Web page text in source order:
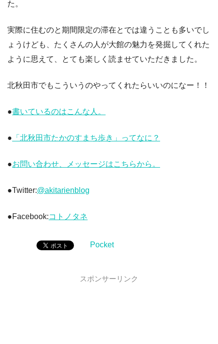
た。
実際に住むのと期間限定の滞在とでは違うことも多いでし
ょうけども、たくさんの人が大館の魅力を発掘してくれた
ように思えて、とても楽しく読ませていただきました。
北秋田市でもこういうのやってくれたらいいのになー！！
●書いているのはこんな人。
● 「北秋田市たかのすまち歩き」ってなに？
●お問い合わせ、メッセージはこちらから。
●Twitter:@akitarienblog
●Facebook:コトノタネ
Pocket
スポンサーリンク